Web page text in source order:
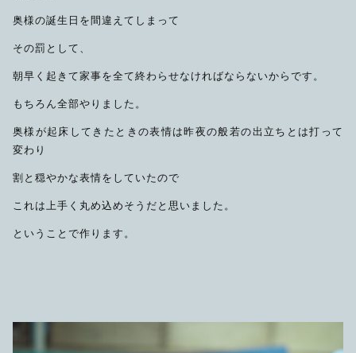
奥様の誕生日を間違えてしまって
その罰として、
朝早く起きて家事を全て終わらせなければならないからです。
もちろん全部やりました。
奥様が起床してきたときの表情は昨夜の般若の出立ちとは打って
変わり
割と穏やかな表情をしていたので
これは上手く丸め込めそうだと思いました。
ということで作ります。
アパレル・ステッカー
その他